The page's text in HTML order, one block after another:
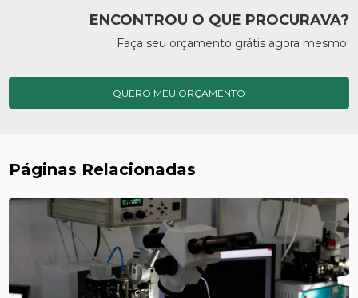
ENCONTROU O QUE PROCURAVA?
Faça seu orçamento grátis agora mesmo!
QUERO MEU ORÇAMENTO
Páginas Relacionadas